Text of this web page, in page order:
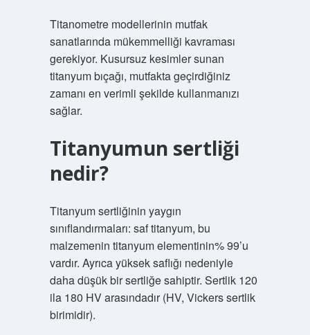
Titanometre modellerinin mutfak
sanatlarında mükemmelliği kavraması
gerekiyor. Kusursuz kesimler sunan
titanyum bıçağı, mutfakta geçirdiğiniz
zamanı en verimli şekilde kullanmanızı
sağlar.
Titanyumun sertliği
nedir?
Titanyum sertliğinin yaygın
sınıflandırmaları: saf titanyum, bu
malzemenin titanyum elementinin% 99’u
vardır. Ayrıca yüksek saflığı nedeniyle
daha düşük bir sertliğe sahiptir. Sertlik 120
ila 180 HV arasındadır (HV, Vickers sertlik
birimidir).